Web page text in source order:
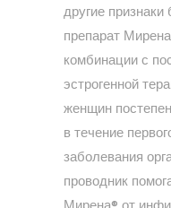
другие признаки
препарат
комбинации с
эстрогенной
женщин
в течение
заболевания
проводник